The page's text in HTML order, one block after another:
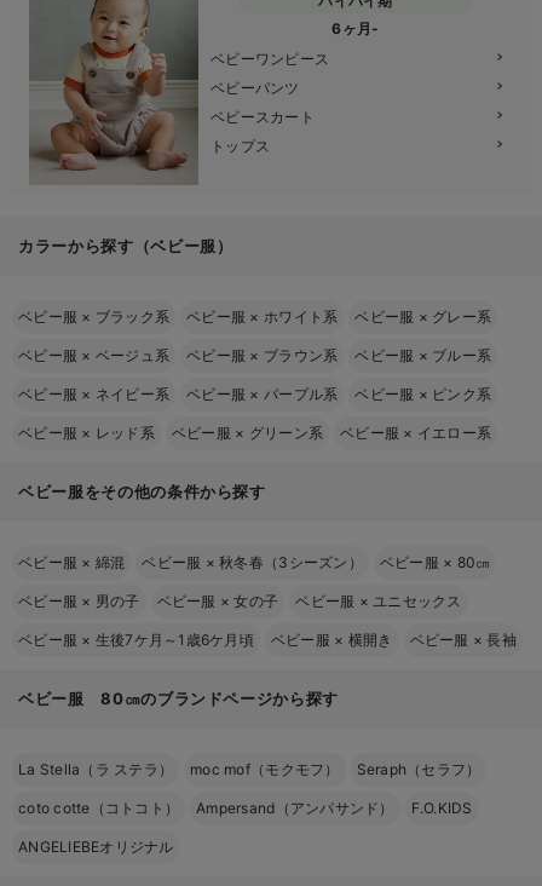
6ヶ月-
ベビーワンピース
ベビーパンツ
ベビースカート
トップス
カラーから探す（ベビー服）
ベビー服 × ブラック系 ベビー服 × ホワイト系 ベビー服 × グレー系
ベビー服 × ベージュ系 ベビー服 × ブラウン系 ベビー服 × ブルー系
ベビー服 × ネイビー系 ベビー服 × パープル系 ベビー服 × ピンク系
ベビー服 × レッド系 ベビー服 × グリーン系 ベビー服 × イエロー系
ベビー服をその他の条件から探す
ベビー服 × 綿混 ベビー服 ×秋冬春（3シーズン） ベビー服 × 80㎝
ベビー服 × 男の子 ベビー服 ×女の子 ベビー服 × ユニセックス
ベビー服 × 生後7ケ月～1歳6ケ月頃 ベビー服 × 横開き ベビー服 ×長袖
ベビー服 80㎝のブランドページから探す
La Stella（ラ ステラ） moc mof（モクモフ） Seraph（セラフ）
coto cotte（コトコト） Ampersand（アンパサンド） F.O.KIDS
ANGELIEBEオリジナル